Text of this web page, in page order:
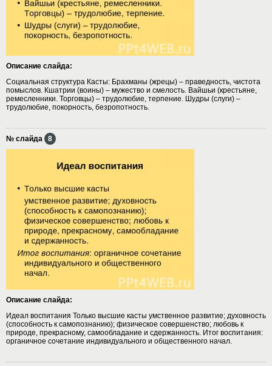
Описание слайда:
Социальная структура Касты: Брахманы (жрецы) – праведность, чистота
помыслов. Кшатрии (воины) – мужество и смелость. Вайшьи (крестьяне,
ремесленники. Торговцы) – трудолюбие, терпение. Шудры (слуги) –
трудолюбие, покорность, безропотность.
№ слайда 8
Описание слайда:
Идеал воспитания Только высшие касты умственное развитие; духовность
(способность к самопознанию); физическое совершенство; любовь к
природе, прекрасному, самообладание и сдержанность. Итог воспитания:
органичное сочетание индивидуального и общественного начал.